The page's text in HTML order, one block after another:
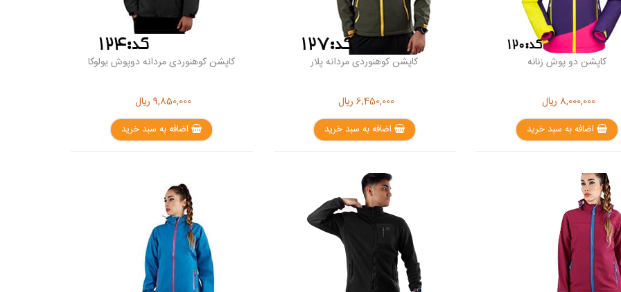
کاپشن دو پوش زنانه
8,000,000 ریال
اضافه به سبد خرید
کاپشن کوهنوردی مردانه پلار
6,450,000 ریال
اضافه به سبد خرید
کاپشن کوهنوردی مردانه دوپوش یولوکا
9,850,000ریال
اضافه به سبد خرید